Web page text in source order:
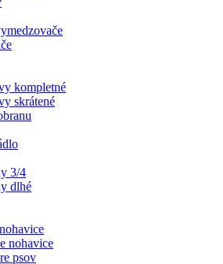
kompletné
skrátené
3/4
dlhé
nohavice
psov